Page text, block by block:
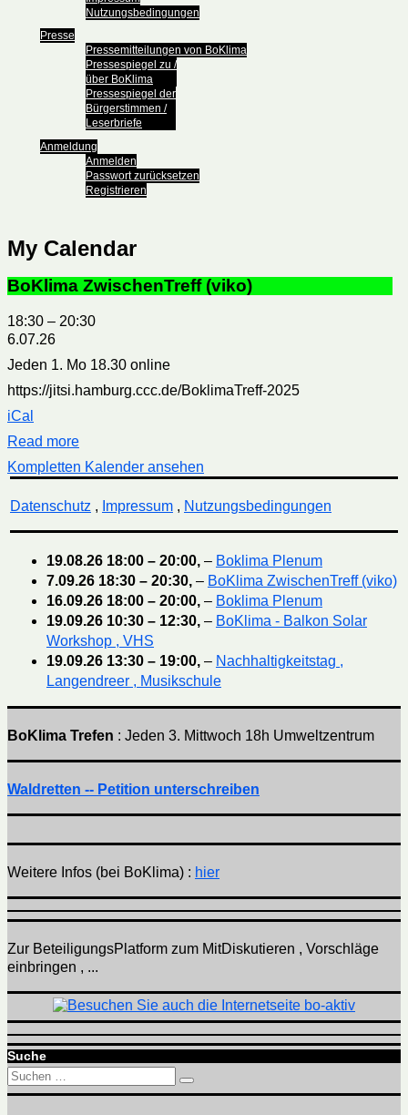
Nutzungsbedingungen
Presse
Pressemitteilungen von BoKlima
Pressespiegel zu /
über BoKlima
Pressespiegel der
Bürgerstimmen /
Leserbriefe
Anmeldung
Anmelden
Passwort zurücksetzen
Registrieren
My Calendar
BoKlima ZwischenTreff (viko)
18:30 – 20:30
6.07.26
Jeden 1. Mo 18.30 online
https://jitsi.hamburg.ccc.de/BoklimaTreff-2025
iCal
Read more
Kompletten Kalender ansehen
Datenschutz , Impressum, Nutzungsbedingungen
19.08.26 18:00 – 20:00, – Boklima Plenum
7.09.26 18:30 – 20:30, – BoKlima ZwischenTreff (viko)
16.09.26 18:00 – 20:00, – Boklima Plenum
19.09.26 10:30 – 12:30, – BoKlima - Balkon Solar
Workshop , VHS
19.09.26 13:30 – 19:00, – Nachhaltigkeitstag ,
Langendreer , Musikschule
BoKlima Trefen : Jeden 3. Mittwoch 18h Umweltzentrum
Waldretten -- Petition unterschreiben
Weitere Infos (bei BoKlima) : hier
Zur BeteiligungsPlatform zum MitDiskutieren , Vorschläge
einbringen , ...
Suche
Suchen
nach:
Suchen